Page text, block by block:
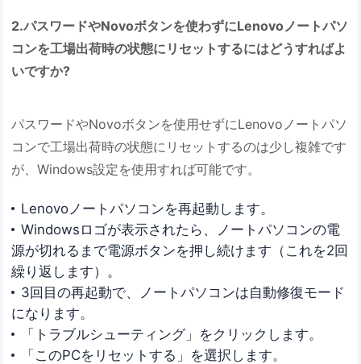
2.パスワードやNovoボタンを使わずにLenovoノートパソ
コンを工場出荷時の状態にリセットするにはどうすればよ
いですか?
パスワードやNovoボタンを使用せずにLenovoノートパソ
コンで工場出荷時の状態にリセットするのは少し複雑です
が、Windows設定を使用すれば可能です。
Lenovoノートパソコンを再起動します。
Windowsロゴが表示されたら、ノートパソコンの電
源が切れるまで電源ボタンを押し続けます（これを2回
繰り返します）。
3回目の再起動で、ノートパソコンは自動修復モード
になります。
「トラブルシューティング」をクリックします。
「このPCをリセットする」を選択します。